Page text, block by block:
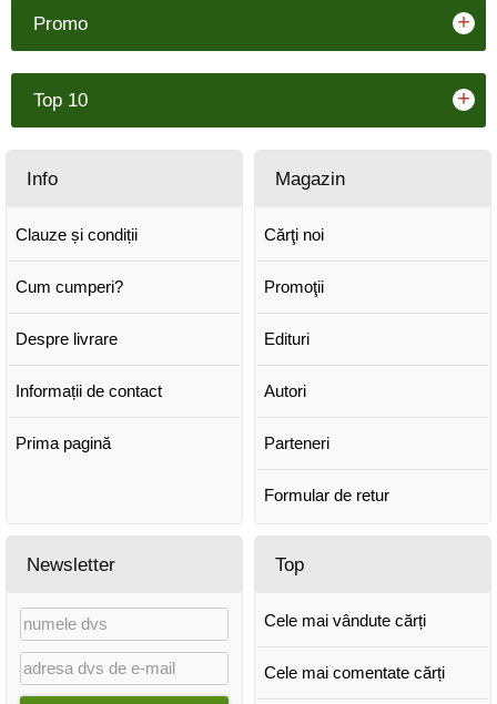
Promo +
Top 10 +
Info
Clauze și condiții
Cum cumperi?
Despre livrare
Informații de contact
Prima pagină
Magazin
Cărţi noi
Promoţii
Edituri
Autori
Parteneri
Formular de retur
Newsletter Top
Cele mai vândute cărți
Cele mai comentate cărți